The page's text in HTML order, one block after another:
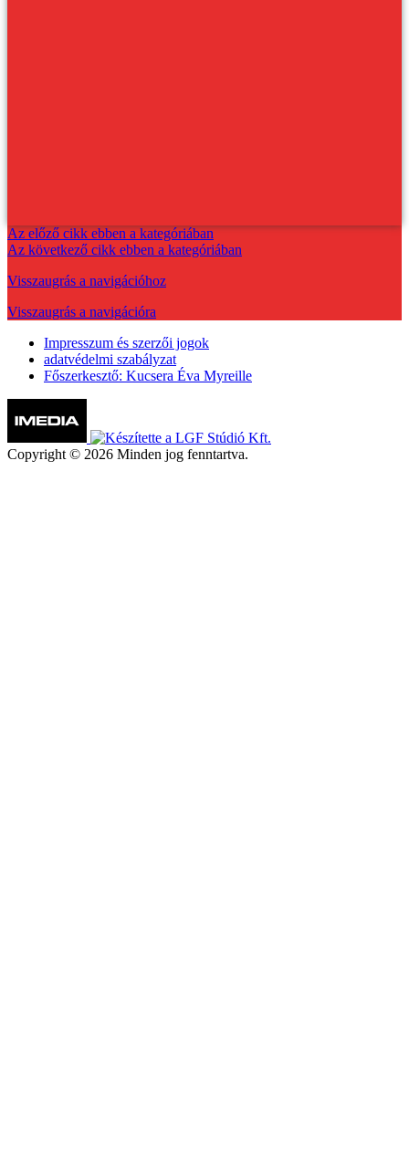
Az előző cikk ebben a kategóriában
Az következő cikk ebben a kategóriában
Visszaugrás a navigációhoz
Visszaugrás a navigációra
Impresszum és szerzői jogok
adatvédelmi szabályzat
Főszerkesztő: Kucsera Éva Myreille
Copyright © 2026 Minden jog fenntartva.